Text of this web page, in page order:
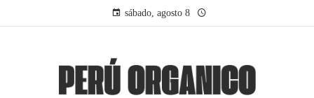
sábado, agosto 8